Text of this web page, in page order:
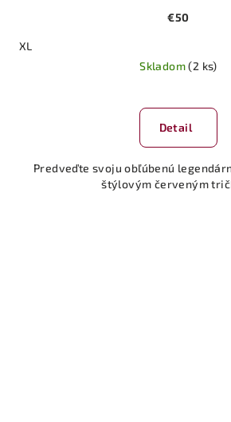
€50
XL
Skladom(2 ks)
Detail
Predveďte svoju obľúbenú
štýlovým červeným